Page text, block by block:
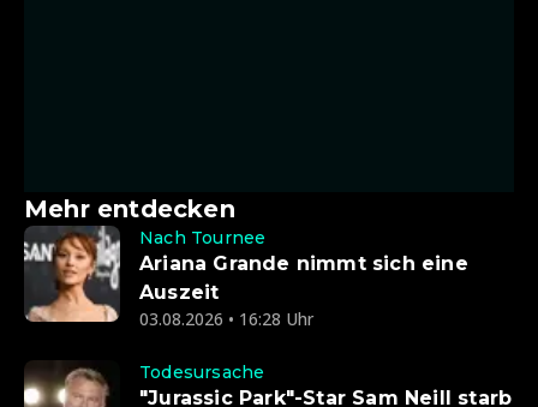
Mehr entdecken
Nach Tournee
Ariana Grande nimmt sich eine
Auszeit
03.08.2026 • 16:28 Uhr
Todesursache
"Jurassic Park"-Star Sam Neill starb